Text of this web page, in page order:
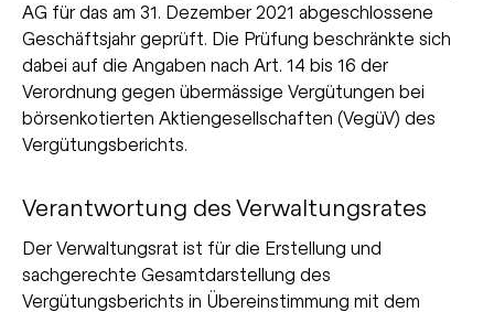
AG für das am 31. Dezember 2021 abgeschlossene
Geschäftsjahr geprüft. Die Prüfung beschränkte sich
dabei auf die Angaben nach Art. 14 bis 16 der
Verordnung gegen übermässige Vergütungen bei
börsenkotierten Aktiengesellschaften (VegüV) des
Vergütungsberichts.
Verantwortung des Verwaltungsrates
Der Verwaltungsrat ist für die Erstellung und
sachgerechte Gesamtdarstellung des
Vergütungsberichts in Übereinstimmung mit dem